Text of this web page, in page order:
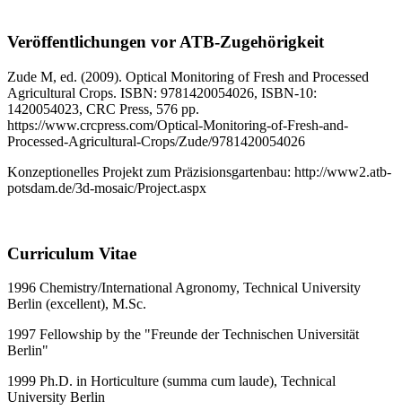
Veröffentlichungen vor ATB-Zugehörigkeit
Zude M, ed. (2009). Optical Monitoring of Fresh and Processed
Agricultural Crops. ISBN: 9781420054026, ISBN-10:
1420054023, CRC Press, 576 pp.
https://www.crcpress.com/Optical-Monitoring-of-Fresh-and-
Processed-Agricultural-Crops/Zude/9781420054026
Konzeptionelles Projekt zum Präzisionsgartenbau: http://www2.atb-
potsdam.de/3d-mosaic/Project.aspx
Curriculum Vitae
1996 Chemistry/International Agronomy, Technical University
Berlin (excellent), M.Sc.
1997 Fellowship by the "Freunde der Technischen Universität
Berlin"
1999 Ph.D. in Horticulture (summa cum laude), Technical
University Berlin